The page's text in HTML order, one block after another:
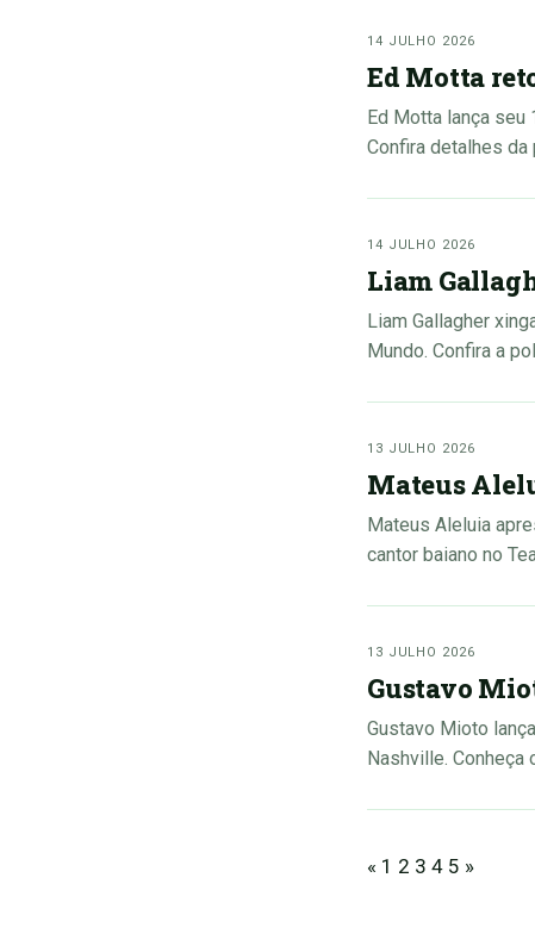
14 JULHO 2026
Ed Motta
Ed Motta lança seu
Confira detalhes da
14 JULHO 2026
Liam
Liam Gallagher
Mundo. Confira a
13 JULHO 2026
Mateus
Mateus Aleluia
cantor baiano no
13 JULHO 2026
Gustavo
Gustavo Mioto
Nashville. Conheça
« 1 2 3 4 5 »